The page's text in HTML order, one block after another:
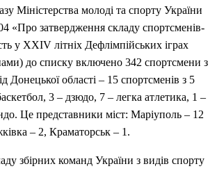
Міністерства молоді та спорту України
«Про затвердження складу спортсменів-
у XXIV літніх Дефлімпійських іграх
до списку включено 342 спортсмени з
Донецької області – 15 спортсменів з 5
3 – дзюдо, 7 – легка атлетика, 1 –
Це представники міст: Маріуполь – 12
– 2, Краматорськ – 1.
збірних команд України з видів спорту